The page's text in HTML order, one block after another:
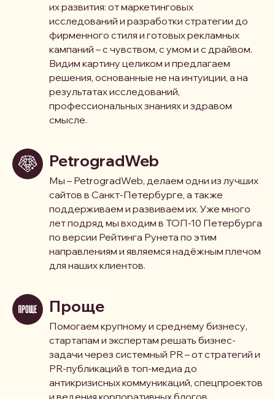
их развития: от маркетинговых
исследований и разработки стратегии до
фирменного стиля и готовых рекламных
кампаний – с чувством, с умом и с драйвом.
Видим картину целиком и предлагаем
решения, основанные не на интуиции, а на
результатах исследований,
профессиональных знаниях и здравом
смысле.
PetrogradWeb
Мы – PetrogradWeb, делаем одни из лучших
сайтов в Санкт-Петербурге, а также
поддерживаем и развиваем их. Уже много
лет подряд мы входим в ТОП-10 Петербурга
по версии Рейтинга Рунета по этим
направлениям и являемся надёжным плечом
для наших клиентов.
Проще
Помогаем крупному и среднему бизнесу,
стартапам и экспертам решать бизнес-
задачи через системный PR – от стратегий и
PR-публикаций в топ-медиа до
антикризисных коммуникаций, спецпроектов